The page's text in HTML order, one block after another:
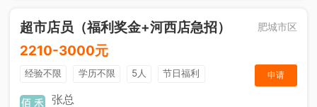
超市店员（福利奖金+河西店急招） 肥城市区
2210-3000元
经验不限 学历不限 5人
节日福利
综合补贴
申请
张总